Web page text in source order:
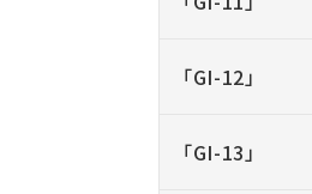
「GI-12」
「GI-13」